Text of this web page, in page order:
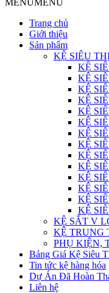
MENUMENU
Trang chủ
Giới thiệu
Sản phẩm
KỆ SIÊU
KỆ
KỆ
KỆ
KỆ
KỆ
KỆ
KỆ
KỆ
KỆ
KỆ
KỆ
KỆ
KỆ
KỆ
KỆ SẮT V
KỆ TRUNG
PHỤ KIỆN,
Bảng Giá Kệ Siêu
Tin tức kệ hàng hóa
Dự Án Đã Hoàn
Liên hệ